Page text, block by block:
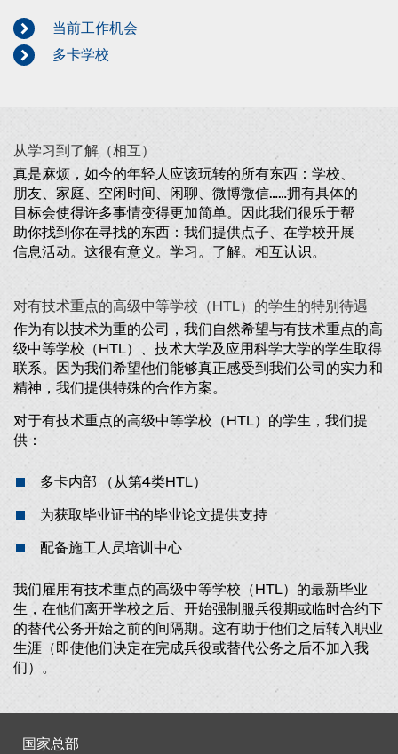
当前工作机会
多卡学校
从学习到了解（相互）
真是麻烦，如今的年轻人应该玩转的所有东西：学校、
朋友、家庭、空闲时间、闲聊、微博微信……拥有具体的
目标会使得许多事情变得更加简单。因此我们很乐于帮
助你找到你在寻找的东西：我们提供点子、在学校开展
信息活动。这很有意义。学习。了解。相互认识。
对有技术重点的高级中等学校（HTL）的学生的特别待遇
作为有以技术为重的公司，我们自然希望与有技术重点的高
级中等学校（HTL）、技术大学及应用科学大学的学生取得
联系。因为我们希望他们能够真正感受到我们公司的实力和
精神，我们提供特殊的合作方案。
对于有技术重点的高级中等学校（HTL）的学生，我们提
供：
多卡内部 （从第4类HTL）
为获取毕业证书的毕业论文提供支持
配备施工人员培训中心
我们雇用有技术重点的高级中等学校（HTL）的最新毕业
生，在他们离开学校之后、开始强制服兵役期或临时合约下
的替代公务开始之前的间隔期。这有助于他们之后转入职业
生涯（即使他们决定在完成兵役或替代公务之后不加入我
们）。
国家总部